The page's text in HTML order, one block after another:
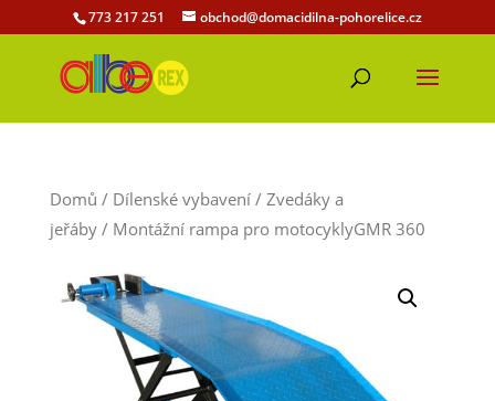
773 217 251 obchod@domacidilna-pohorelice.cz
Domů / Dílenské vybavení/ Zvedáky a
jeřáby/ Montážní rampa pro motocyklyGMR 360